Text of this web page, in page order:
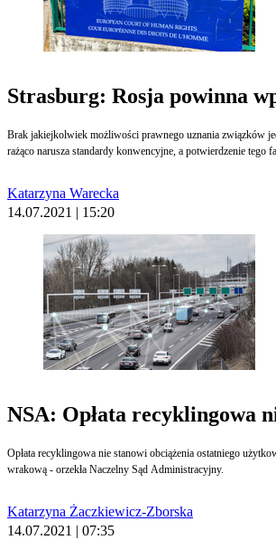
Strasburg: Rosja powinna
Brak jakiejkolwiek możliwości prawnego uznania związków
rażąco narusza standardy konwencyjne, a potwierdzenie tego
Katarzyna Warecka
14.07.2021 | 15:20
NSA: Opłata recyklingowa
Opłata recyklingowa nie stanowi obciążenia ostatniego
wrakową - orzekła Naczelny Sąd Administracyjny.
Katarzyna Żaczkiewicz-Zborska
14.07.2021 | 07:35